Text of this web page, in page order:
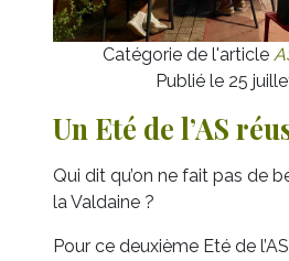
Catégorie de l'article
Publié le 25
Un Eté de l’AS
Qui dit qu’on ne fait pas de
la Valdaine ?
Pour ce deuxième Eté de